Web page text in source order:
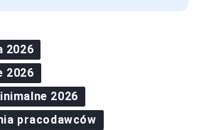
2026
2026
2026
pracodawców